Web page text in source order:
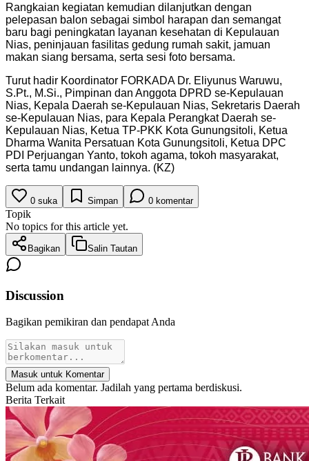
Rangkaian kegiatan kemudian dilanjutkan dengan
pelepasan balon sebagai simbol harapan dan semangat
baru bagi peningkatan layanan kesehatan di Kepulauan
Nias, peninjauan fasilitas gedung rumah sakit, jamuan
makan siang bersama, serta sesi foto bersama.
Turut hadir Koordinator FORKADA Dr. Eliyunus Waruwu,
S.Pt., M.Si., Pimpinan dan Anggota DPRD se-Kepulauan
Nias, Kepala Daerah se-Kepulauan Nias, Sekretaris Daerah
se-Kepulauan Nias, para Kepala Perangkat Daerah se-
Kepulauan Nias, Ketua TP-PKK Kota Gunungsitoli, Ketua
Dharma Wanita Persatuan Kota Gunungsitoli, Ketua DPC
PDI Perjuangan Yanto, tokoh agama, tokoh masyarakat,
serta tamu undangan lainnya. (KZ)
0 suka Simpan 0 komentar
Topik
No topics for this article yet.
Bagikan Salin Tautan
Discussion
Bagikan pemikiran dan pendapat Anda
Masuk untuk Komentar
Belum ada komentar. Jadilah yang pertama berdiskusi.
Berita Terkait